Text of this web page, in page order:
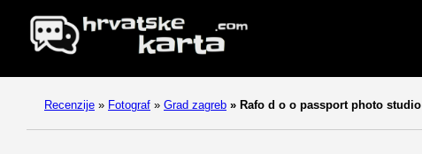
Recenzije » Fotograf » Grad zagreb » Rafo d o o passport photo studio